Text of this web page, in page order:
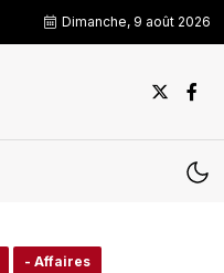
Dimanche, 9 août 2026
- Affaires